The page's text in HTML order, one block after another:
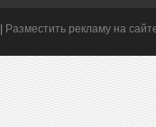
Разместить рекламу на